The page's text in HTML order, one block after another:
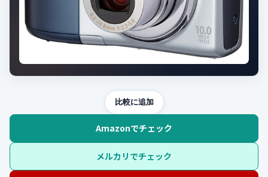
比較に追加
Amazonでチェック
メルカリでチェック